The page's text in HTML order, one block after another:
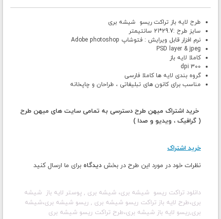
طرح لایه باز تراکت ریسو شیشه بری
سایز طرح :29.7*21 سانتیمتر
نرم افزار قابل ویرایش : فتوشاپ Adobe photoshop
PSD layer & jpeg
کاملا لایه باز
300 dpi
گروه بندی لایه ها کاملا فارسی
مناسب برای کانون های تبلیغاتی ، طراحان و چاپخانه
خرید اشتراک میهن طرح دسترسی به تمامی سایت های میهن طرح
( گرافیک ، ویدیو و صدا )
خرید اشتراک
نظرات خود در مورد این طرح در بخش دیدگاه برای ما ارسال کنید
دانلود تراکت ریسو شیشه بری، شیشه بری , پوستر لایه باز شیشه
بری، طرح لایه باز تراکت ریسو شیشه بری , ریسو شیشه بری،شیشه
بری,ریسو لایه باز شیشه بری،طرح تراکت ریسو شیشه بری